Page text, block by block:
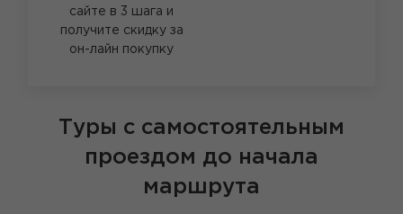
сайте в 3 шага и
получите скидку за
он-лайн покупку
Туры с самостоятельным
проездом до начала
маршрута